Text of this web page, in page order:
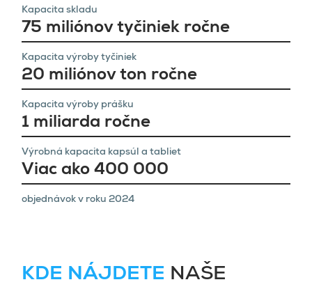
Kapacita skladu
75 miliónov tyčiniek ročne
Kapacita výroby tyčiniek
20 miliónov ton ročne
Kapacita výroby prášku
1 miliarda ročne
Výrobná kapacita kapsúl a tabliet
Viac ako 400 000
objednávok v roku 2024
KDE NÁJDETE NAŠE